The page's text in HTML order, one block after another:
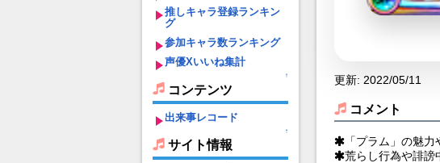
推しキャラ登録ランキン
グ
参加キャラ数ランキング
声優Xいいね集計
↑
コンテンツ
出来事レコード
↑
サイト情報
更新: 2022/05/11
コメント
「プラム」の魅力
荒らし行為や誹謗